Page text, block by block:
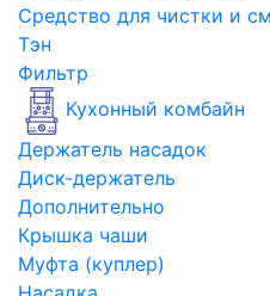
Средство для чистки и
Тэн
Фильтр
Кухонный комбайн
Держатель насадок
Диск-держатель
Дополнительно
Крышка чаши
Муфта (куплер)